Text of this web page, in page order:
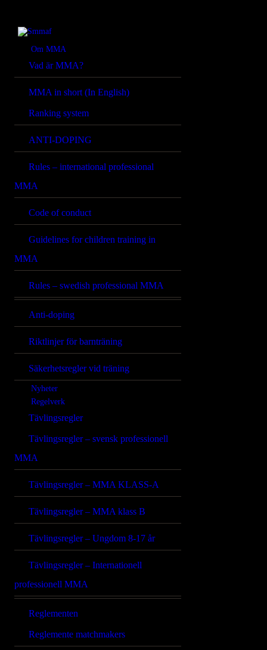
Om MMA
Vad är MMA?
MMA in short (In English)
Ranking system
ANTI-DOPING
Rules – international professional
MMA
Code of conduct
Guidelines for children training in
MMA
Rules – swedish professional MMA
Anti-doping
Riktlinjer för barnträning
Säkerhetsregler vid träning
Nyheter
Regelverk
Tävlingsregler
Tävlingsregler – svensk professionell
MMA
Tävlingsregler – MMA KLASS-A
Tävlingsregler – MMA klass B
Tävlingsregler – Ungdom 8-17 år
Tävlingsregler – Internationell
professionell MMA
Reglementen
Reglemente matchmakers
NYHETER
REGELVERK
KOMMANDE
EVENEMANG
FÖRBUNDET